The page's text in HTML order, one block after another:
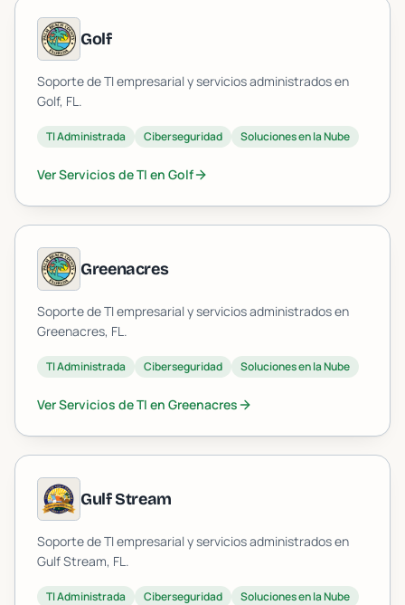
Golf
Soporte de TI empresarial y servicios administrados en
Golf, FL.
TI Administrada Ciberseguridad Soluciones en la Nube
Ver Servicios de TI en Golf
Greenacres
Soporte de TI empresarial y servicios administrados en
Greenacres, FL.
TI Administrada Ciberseguridad Soluciones en la Nube
Ver Servicios de TI en Greenacres
Gulf Stream
Soporte de TI empresarial y servicios administrados en
Gulf Stream, FL.
TI Administrada Ciberseguridad Soluciones en la Nube